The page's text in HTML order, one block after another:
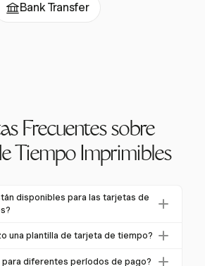
Bank Transfer
Frecuentes sobre
Tiempo Imprimibles
disponibles para las tarjetas de
imprimibles están disponibles
formatos son fácilmente
una plantilla de tarjeta de tiempo?
una plantilla de tarjeta de tiempo,
para diferentes períodos de pago?